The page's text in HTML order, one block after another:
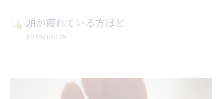
頭が疲れている方ほど
2026/06/25